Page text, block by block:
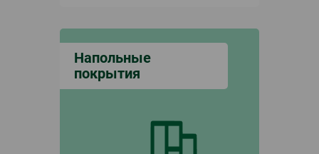
Напольные
покрытия